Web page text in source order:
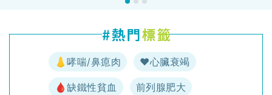
👃哮喘/鼻瘜肉 ♥️心臟衰竭
🩸缺鐵性貧血 前列腺肥大